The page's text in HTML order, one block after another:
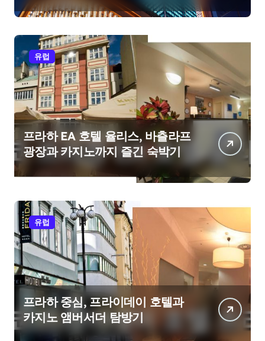
유럽
프라하 EA 호텔 율리스, 바츨라프
광장과 카지노까지 즐긴 숙박기
유럽
프라하 중심, 프라이데이 호텔과
카지노 앰버서더 탐방기